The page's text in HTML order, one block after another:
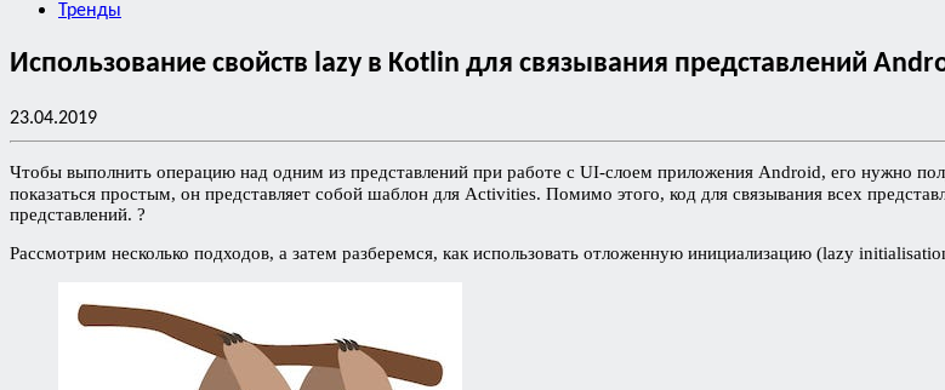
Тренды
Использование свойств lazy в Kotlin для связывания представлений
23.04.2019
Чтобы выполнить операцию над одним из представлений при работе с UI-слоем приложения Android, его нужно
показаться простым, он представляет собой шаблон для Activities. Помимо этого, код для связывания всех
представлений. ?
Рассмотрим несколько подходов, а затем разберемся, как использовать отложенную инициализацию (lazy